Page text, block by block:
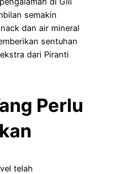
semakin
dan air mineral
sentuhan
dari Piranti
Perlu
telah